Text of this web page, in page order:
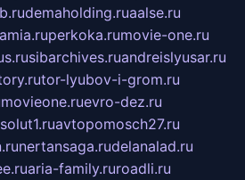
demaholding.ruaalse.ru
perkoka.rumovie-one.ru
sibarchives.ruandreislyusar.ru
tor-lyubov-i-grom.ru
movieone.ruevro-dez.ru
avtopomosch27.ru
nertansaga.rudelanalad.ru
aria-family.ruroadli.ru